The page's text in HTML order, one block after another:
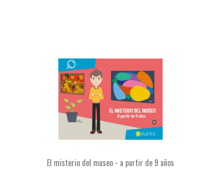
El misterio del museo - a partir de 9 años